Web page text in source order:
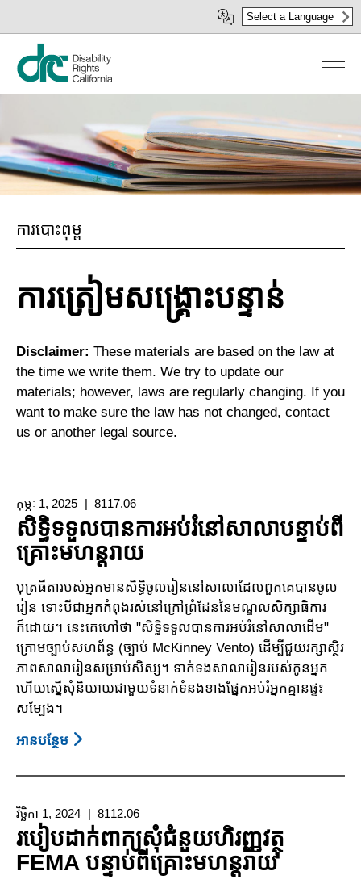
ទៅ​
សំខាន់​
Select a Language
ការបោះពុម្ព
ការត្រៀមសង្គ្រោះបន្ទាន់
Disclaimer: These materials are based on the law at
the time we write them. We try to update our
materials; however, laws are regularly changing. If you
want to make sure the law has not changed, contact
us or another legal source.
កុម្ភៈ 1, 2025 8117.06
សិទ្ធិទទួលបានការអប់រំនៅសាលាបន្ទាប់ពី
គ្រោះមហន្តរាយ
បុត្រធីតារបស់អ្នកមានសិទ្ធិចូលរៀននៅសាលាដែលពួកគេបានចូល
រៀន ទោះ​បីជាអ្នកកំពុងរស់​នៅក្រៅ​ព្រំ​ដែននៃមណ្ឌលសិក្សាធិការ
ក៏ដោយ។ នេះគេហៅថា "សិទ្ធិទទួលបានការអប់រំនៅសាលាដើម"
ក្រោម​ច្បាប់​សហព័ន្ធ (ច្បាប់ McKinney Vento) ដើម្បីជួយរក្សាស្ថិរ
ភាពសាលារៀនសម្រាប់សិស្ស។ ទាក់ទង​សាលា​រៀន​របស់កូនអ្នក
ហើយស្នើសុំនិយាយជាមួយទំនាក់ទំនង​ខាង​ផ្នែ​កអប់រំអ្នកគ្មានផ្ទះ
សម្បែង។
អាន​បន្ថែម About
ទទួល
ការ
អប់រំ
នៅ
វិច្ឆិកា 1, 2024 8112.06
របៀបដាក់ពាក្យសុំជំនួយហិរញ្ញវត្ថុ
FEMA បន្ទាប់ពីគ្រោះមហន្តរាយ